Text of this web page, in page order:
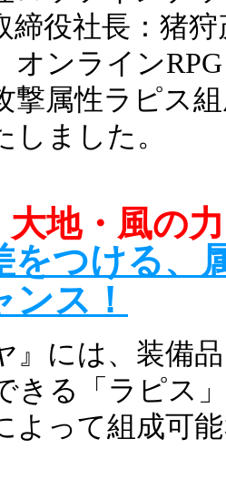
締役社長：猪
オンライン
撃属性ラピス
しました。
大地・風の
をつける、
ス！
』には、装備
きる「ラピス
よって組成可